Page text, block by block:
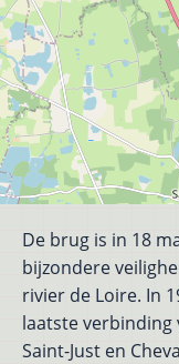
De brug is in 18
bijzondere
rivier de Loire. In
laatste verbinding
Saint-Just en